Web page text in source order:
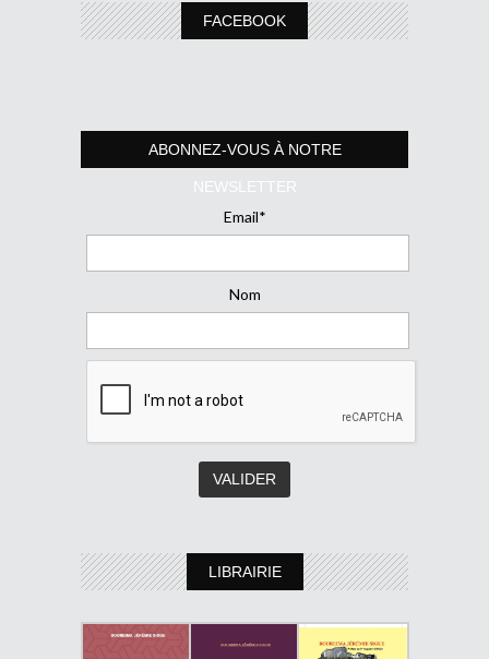
FACEBOOK
ABONNEZ-VOUS À NOTRE
NEWSLETTER
Email*
Nom
LIBRAIRIE